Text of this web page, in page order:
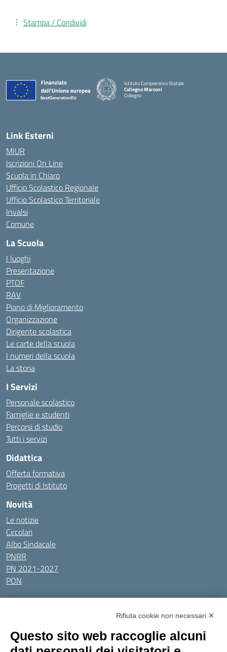
Stampa / Condividi
Istituto Comprensivo Statale
Collegno Marconi
Collegno
Link Esterni
MIUR
Iscrizioni On Line
Scuola in Chiaro
Ufficio Scolastico Regionale
Ufficio Scolastico Territoriale
Invalsi
Comune
La Scuola
I luoghi
Presentazione
PTOF
RAV
Piano di Miglioramento
Organizzazione
Dirigente scolastica
Le carte della scuola
I numeri della scuola
La storia
I Servizi
Personale scolastico
Famiglie e studenti
Percorsi di studio
Tutti i servizi
Didattica
Offerta formativa
Progetti di Istituto
Novità
Le notizie
Circolari
Albo Sindacale
PNRR
PN 2021-2027
PON
Tutti gli argomenti
Amministrazione Trasparente
Privacy Policy
Dichiarazione di accessibilitàObiettivi di accessibilità
Rifiuta cookie non necessari ✕
Questo sito web raccoglie alcuni